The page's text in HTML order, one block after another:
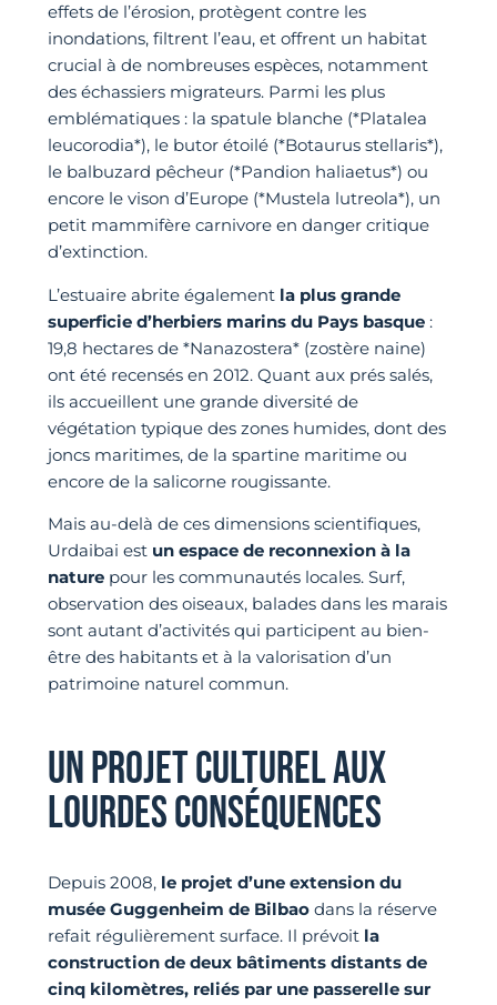
effets de l’érosion, protègent contre les
inondations, filtrent l’eau, et offrent un habitat
crucial à de nombreuses espèces, notamment
des échassiers migrateurs. Parmi les plus
emblématiques : la spatule blanche (*Platalea
leucorodia*), le butor étoilé (*Botaurus stellaris*),
le balbuzard pêcheur (*Pandion haliaetus*) ou
encore le vison d’Europe (*Mustela lutreola*), un
petit mammifère carnivore en danger critique
d’extinction.
L’estuaire abrite également la plus grande
superficie d’herbiers marins du Pays basque:
19,8 hectares de *Nanazostera* (zostère naine)
ont été recensés en 2012. Quant aux prés salés,
ils accueillent une grande diversité de
végétation typique des zones humides, dont des
joncs maritimes, de la spartine maritime ou
encore de la salicorne rougissante.
Mais au-delà de ces dimensions scientifiques,
Urdaibai est un espace de reconnexion à la
naturepour les communautés locales. Surf,
observation des oiseaux, balades dans les marais
sont autant d’activités qui participent au bien-
être des habitants et à la valorisation d’un
patrimoine naturel commun.
UN PROJET CULTUREL AUX
LOURDES CONSÉQUENCES
Depuis 2008, le projet d’une extension du
musée Guggenheim de Bilbaodans la réserve
refait régulièrement surface. Il prévoit la
construction de deux bâtiments distants de
cinq kilomètres, reliés par une passerelle sur